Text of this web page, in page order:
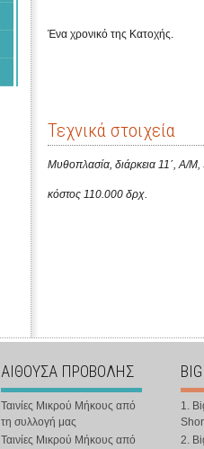
Ένα χρονικό της Κατοχής.
Τεχνικά στοιχεία
Μυθοπλασία, διάρκεια 11΄, Α/M,
κόστος 110.000 δρχ.
ΑΙΘΟΥΣΑ ΠΡΟΒΟΛΗΣ
Ταινίες Μικρού Μήκους από
τη συλλογή μας
Ταινίες Μικρού Μήκους από
1.
2.